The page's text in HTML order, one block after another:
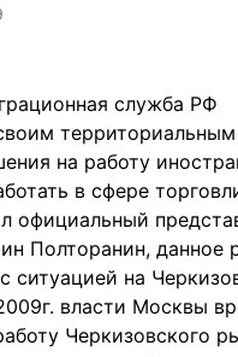
служба РФ
на работу
в сфере
официальный
Полторанин, данное
ситуацией на
власти Москвы
Черкизовского